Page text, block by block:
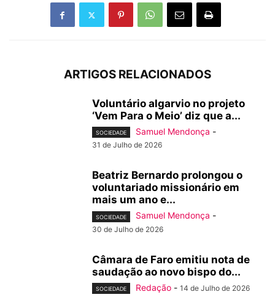
ARTIGOS RELACIONADOS
Voluntário algarvio no projeto
‘Vem Para o Meio’ diz que a...
SOCIEDADE Samuel Mendonça -
31 de Julho de 2026
Beatriz Bernardo prolongou o
voluntariado missionário em
mais um ano e...
SOCIEDADE Samuel Mendonça -
30 de Julho de 2026
Câmara de Faro emitiu nota de
saudação ao novo bispo do...
SOCIEDADE Redação - 14 de Julho de 2026